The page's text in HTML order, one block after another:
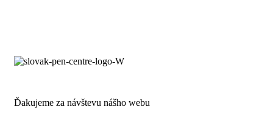
Ďakujeme za návštevu nášho webu